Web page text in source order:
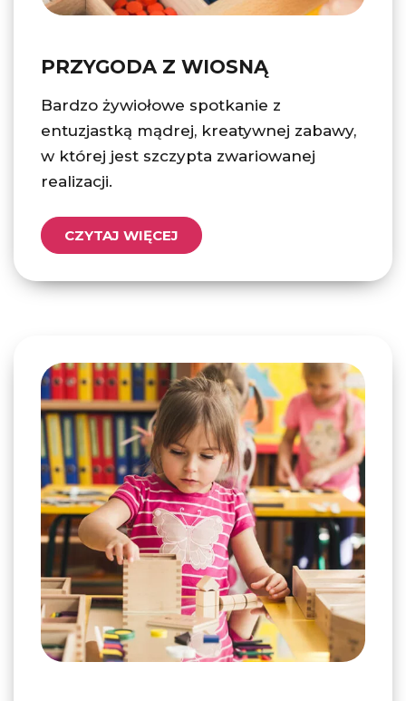
PRZYGODA Z WIOSNĄ
Bardzo żywiołowe spotkanie z
entuzjastką mądrej, kreatywnej zabawy,
w której jest szczypta zwariowanej
realizacji.
CZYTAJ WIĘCEJ